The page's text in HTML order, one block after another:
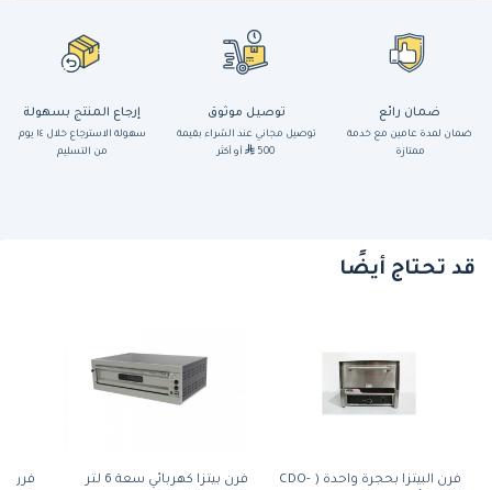
ضمان رائع
ضمان لمدة عامين مع خدمة
ممتازة
توصيل موثوق
توصيل مجاني عند الشراء بقيمة
500
أو أكثر
إرجاع المنتج بسهولة
سهولة الاسترجاع خلال ١٤ يوم
من التسليم
قد تحتاج أيضًا
فرن البيتزا بحجرة واحدة ( CDO-
فرن بيتزا كهربائي سعة 6 لتر
فرن